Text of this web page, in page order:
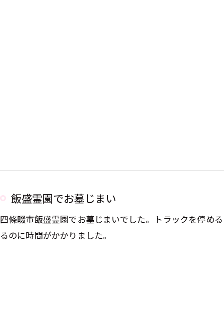
飯盛霊園でお墓じまい
四條畷市飯盛霊園でお墓じまいでした。トラックを停め
るのに時間がかかりました。